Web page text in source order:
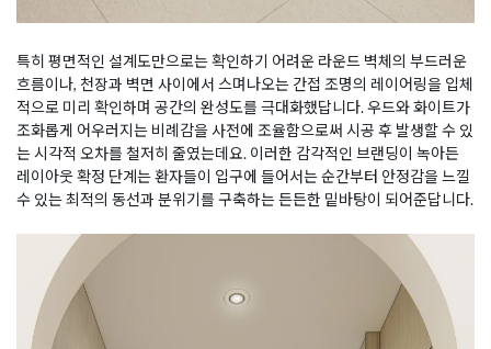
특히 평면적인 설계도만으로는 확인하기 어려운 라운드 벽체의 부드러운
흐름이나, 천장과 벽면 사이에서 스며나오는 간접 조명의 레이어링을 입체
적으로 미리 확인하며 공간의 완성도를 극대화했답니다. 우드와 화이트가
조화롭게 어우러지는 비례감을 사전에 조율함으로써 시공 후 발생할 수 있
는 시각적 오차를 철저히 줄였는데요. 이러한 감각적인 브랜딩이 녹아든
레이아웃 확정 단계는 환자들이 입구에 들어서는 순간부터 안정감을 느낄
수 있는 최적의 동선과 분위기를 구축하는 든든한 밑바탕이 되어준답니다.